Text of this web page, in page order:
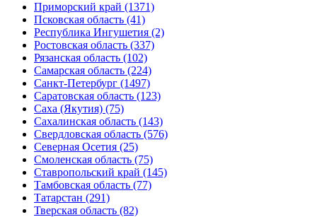
Приморский край (1371)
Псковская область (41)
Республика Ингушетия (2)
Ростовская область (337)
Рязанская область (102)
Самарская область (224)
Санкт-Петербург (1497)
Саратовская область (123)
Саха (Якутия) (75)
Сахалинская область (143)
Свердловская область (576)
Северная Осетия (25)
Смоленская область (75)
Ставропольский край (145)
Тамбовская область (77)
Татарстан (291)
Тверская область (82)